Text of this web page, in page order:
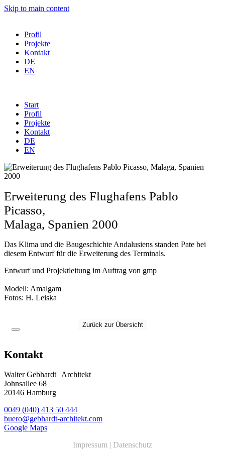
Skip to main content
Profil
Projekte
Kontakt
DE
EN
Start
Profil
Projekte
Kontakt
DE
EN
Erweiterung des Flughafens Pablo
Picasso,
Malaga, Spanien 2000
Das Klima und die Baugeschichte Andalusiens standen Pate bei
diesem Entwurf für die Erweiterung des Terminals.
Entwurf und Projektleitung im Auftrag von gmp
Modell: Amalgam
Fotos: H. Leiska
Zurück zur Übersicht
Kontakt
Walter Gebhardt | Architekt
Johnsallee 68
20146 Hamburg
0049 (040) 413 50 444
buero@gebhardt-architekt.com
Google Maps
Impressum | Datenschutz